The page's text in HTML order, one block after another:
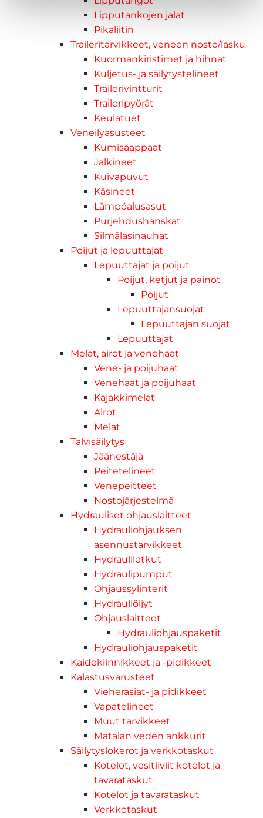
Lipputankojen jalat
Pikaliitin
Traileritarvikkeet, veneen nosto/lasku
Kuormankiristimet ja hihnat
Kuljetus- ja säilytystelineet
Trailerivintturit
Traileripyörät
Keulatuet
Veneilyasusteet
Kumisaappaat
Jalkineet
Kuivapuvut
Käsineet
Lämpöalusasut
Purjehdushanskat
Silmälasinauhat
Poijut ja lepuuttajat
Lepuuttajat ja poijut
Poijut, ketjut ja painot
Poijut
Lepuuttajansuojat
Lepuuttajan suojat
Lepuuttajat
Melat, airot ja venehaat
Vene- ja poijuhaat
Venehaat ja poijuhaat
Kajakkimelat
Airot
Melat
Talvisäilytys
Jäänestäjä
Peitetelineet
Venepeitteet
Nostojärjestelmä
Hydrauliset ohjauslaitteet
Hydrauliohjauksen
asennustarvikkeet
Hydrauliletkut
Hydraulipumput
Ohjaussylinterit
Hydrauliöljyt
Ohjauslaitteet
Hydrauliohjauspaketit
Hydrauliohjauspaketit
Kaidekiinnikkeet ja -pidikkeet
Kalastusvarusteet
Vieherasiat- ja pidikkeet
Vapatelineet
Muut tarvikkeet
Matalan veden ankkurit
Säilytyslokerot ja verkkotaskut
Kotelot, vesitiiviit kotelot ja
tavarataskut
Kotelot ja tavarataskut
Verkkotaskut